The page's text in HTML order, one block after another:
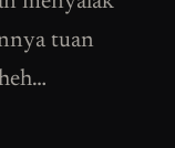
tuan